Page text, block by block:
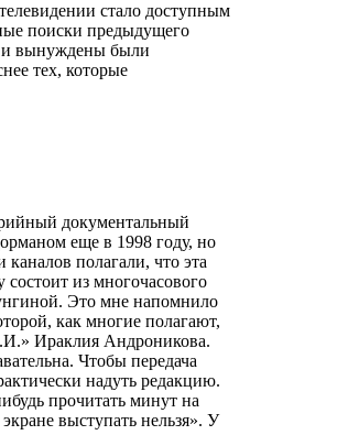
стало доступным
поиски предыдущего
и вынуждены были
тех, которые
документальный
еще в 1998 году, но
полагали, что эта
состоит из многочасового
Это мне напомнило
как многие полагают,
Ираклия Андроникова.
Чтобы передача
надуть редакцию.
прочитать минут на
выступать нельзя». У